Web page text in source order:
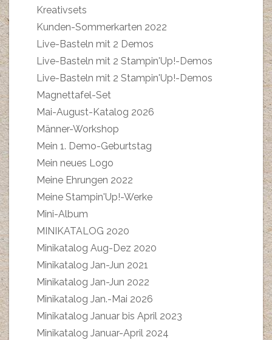
Kreativsets
Kunden-Sommerkarten 2022
Live-Basteln mit 2 Demos
Live-Basteln mit 2 Stampin'Up!-Demos
Live-Basteln mit 2 Stampin'Up!-Demos
Magnettafel-Set
Mai-August-Katalog 2026
Männer-Workshop
Mein 1. Demo-Geburtstag
Mein neues Logo
Meine Ehrungen 2022
Meine Stampin'Up!-Werke
Mini-Album
MINIKATALOG 2020
Minikatalog Aug-Dez 2020
Minikatalog Jan-Jun 2021
Minikatalog Jan-Jun 2022
Minikatalog Jan.-Mai 2026
Minikatalog Januar bis April 2023
Minikatalog Januar-April 2024